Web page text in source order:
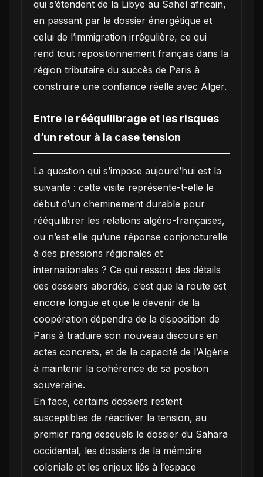
qui s’étendent de la Libye au Sahel africain,
en passant par le dossier énergétique et
celui de l’immigration irrégulière, ce qui
rend tout repositionnement français dans la
région tributaire du succès de Paris à
construire une confiance réelle avec Alger.
Entre le rééquilibrage et les risques
d’un retour à la case tension
La question qui s’impose aujourd’hui est la
suivante : cette visite représente-t-elle le
début d’un cheminement durable pour
rééquilibrer les relations algéro-françaises,
ou n’est-elle qu’une réponse conjoncturelle
à des pressions régionales et
internationales ? Ce qui ressort des détails
des dossiers abordés, c’est que la route est
encore longue et que le devenir de la
coopération dépendra de la disposition de
Paris à traduire son nouveau discours en
actes concrets, et de la capacité de l’Algérie
à maintenir la cohérence de sa position
souveraine.
En face, certains dossiers restent
susceptibles de réactiver la tension, au
premier rang desquels le dossier du Sahara
occidental, les dossiers de la mémoire
coloniale et les enjeux liés à l’espace